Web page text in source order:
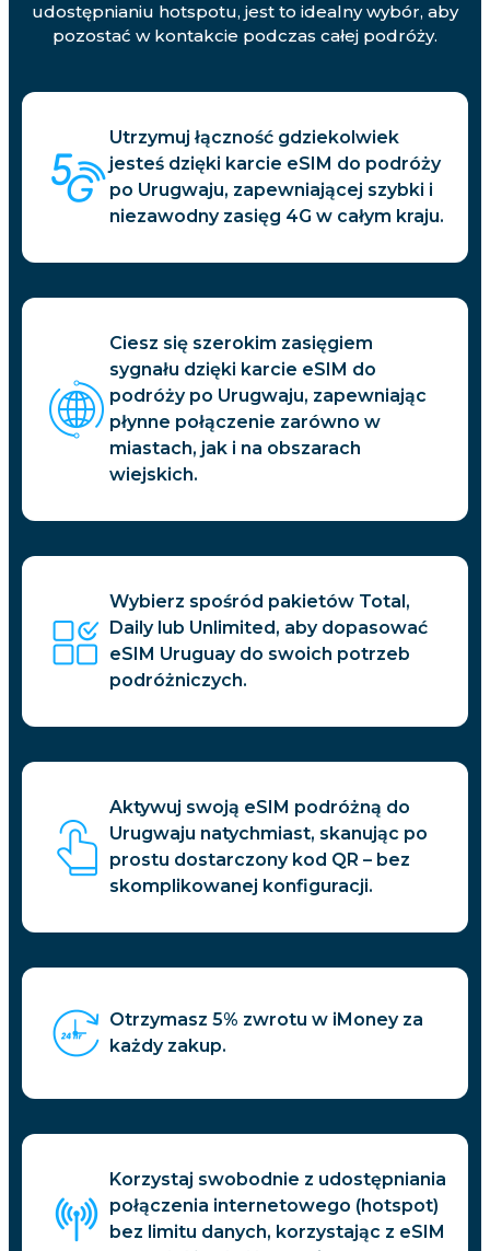
udostępnianiu hotspotu, jest to idealny wybór, aby
pozostać w kontakcie podczas całej podróży.
Utrzymuj łączność gdziekolwiek
jesteś dzięki karcie eSIM do podróży
po Urugwaju, zapewniającej szybki i
niezawodny zasięg 4G w całym kraju.
Ciesz się szerokim zasięgiem
sygnału dzięki karcie eSIM do
podróży po Urugwaju, zapewniając
płynne połączenie zarówno w
miastach, jak i na obszarach
wiejskich.
Wybierz spośród pakietów Total,
Daily lub Unlimited, aby dopasować
eSIM Uruguay do swoich potrzeb
podróżniczych.
Aktywuj swoją eSIM podróżną do
Urugwaju natychmiast, skanując po
prostu dostarczony kod QR – bez
skomplikowanej konfiguracji.
Otrzymasz 5% zwrotu w iMoney za
każdy zakup.
Korzystaj swobodnie z udostępniania
połączenia internetowego (hotspot)
bez limitu danych, korzystając z eSIM